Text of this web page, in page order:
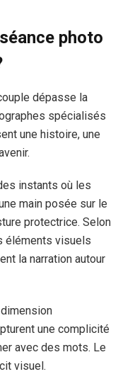
photo
dépasse la
spécialisés
une histoire, une
instants où les
main posée sur le
protectrice. Selon
éléments visuels
la narration autour
une complicité
avec des mots. Le
visuel.